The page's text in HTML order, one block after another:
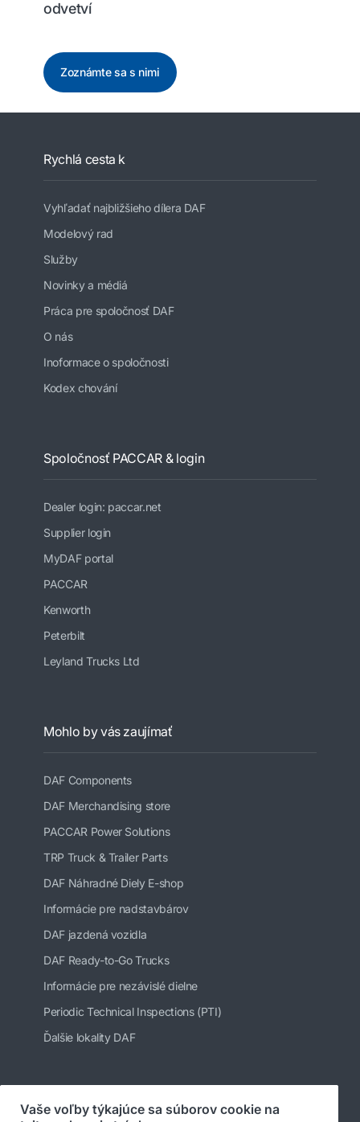
odvetví
Zoznámte sa s nimi
Rychlá cesta k
Vyhľadať najbližšieho dílera DAF
Modelový rad
Služby
Novinky a médiá
Práca pre spoločnosť DAF
O nás
Inoformace o spoločnosti
Kodex chování
Spoločnosť PACCAR & login
Dealer login: paccar.net
Supplier login
MyDAF portal
PACCAR
Kenworth
Peterbilt
Leyland Trucks Ltd
Mohlo by vás zaujímať
DAF Components
DAF Merchandising store
PACCAR Power Solutions
TRP Truck & Trailer Parts
DAF Náhradné Diely E-shop
Informácie pre nadstavbárov
DAF jazdená vozidla
DAF Ready-to-Go Trucks
Informácie pre nezávislé dielne
Periodic Technical Inspections (PTI)
Ďalšie lokality DAF
Sledujte nás
Vaše voľby týkajúce sa súborov cookie na